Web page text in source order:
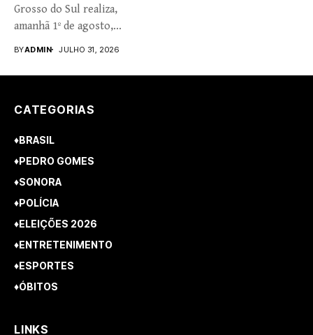
Grosso do Sul realiza,
amanhã 1º de agosto,...
BYADMIN JULHO 31, 2026
CATEGORIAS
♦BRASIL
♦PEDRO GOMES
♦SONORA
♦POLÍCIA
♦ELEIÇÕES 2026
♦ENTRETENIMENTO
♦ESPORTES
♦ÓBITOS
LINKS